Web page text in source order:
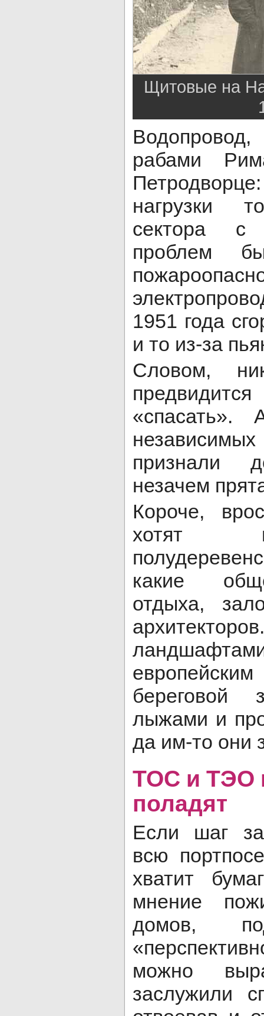
Щитовые на
рабами
нагрузки
сектора с
проблем
1951 года
и то из-за
Словом,
«спасать».
признали
незачем
Короче,
хотят
какие
отдыха,
лыжами и
да им-то они
ТОС и ТЭО
поладят
Если шаг
всю
хватит
мнение
домов,
можно
заслужили